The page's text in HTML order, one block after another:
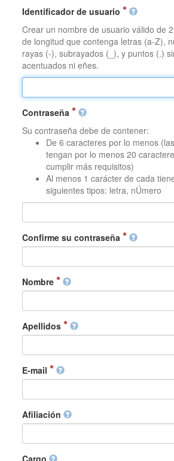
Identificador de usuario
Crear un nombre de usuario válido de
de longitud que contenga letras (a-Z),
rayas (-), subrayados (_), y puntos (.)
acentuados ni eñes.
Contraseña
Su contraseña debe de contener:
De 6 caracteres por lo menos
tengan por lo menos 20
cumplir más requisitos)
Al menos 1 carácter de cada
siguientes tipos: letra, nÚmero
Confirme su contraseña
Nombre
Apellidos
E-mail
Afiliación
Cargo